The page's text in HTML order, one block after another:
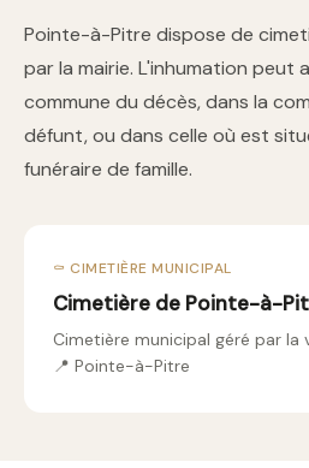
Pointe-à-Pitre dispose de
par la mairie. L'inhumation peut
commune du décès, dans la
défunt, ou dans celle où est
funéraire de famille.
⚰️ CIMETIÈRE MUNICIPAL
Cimetière de Pointe-à-
Cimetière municipal géré par la
📍 Pointe-à-Pitre